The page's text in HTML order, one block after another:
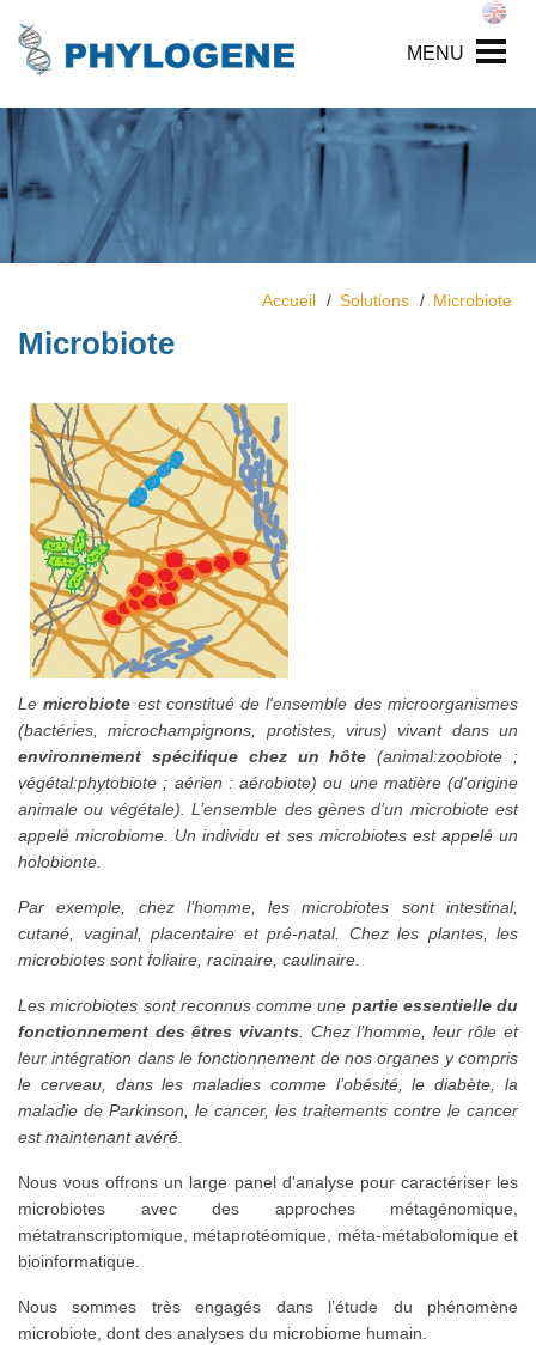
MENU
Accueil Solutions Microbiote
Microbiote
Lemicrobiote est constitué de l'ensemble des microorganismes
(bactéries, microchampignons, protistes, virus) vivant dans un
environnement spécifique chez un hôte (animal:zoobiote ;
végétal:phytobiote ; aérien : aérobiote) ou une matière (d'origine
animale ou végétale). L’ensemble des gènes d’un microbiote est
appelé microbiome. Un individu et ses microbiotes est appelé un
holobionte.
Par exemple, chez l’homme, les microbiotes sont intestinal,
cutané, vaginal, placentaire et pré-natal. Chez les plantes, les
microbiotes sont foliaire, racinaire, caulinaire.
Les microbiotes sont reconnus comme une partie essentielle du
fonctionnement des êtres vivants. Chez l’homme, leur rôle et
leur intégration dans le fonctionnement de nos organes y compris
le cerveau, dans les maladies comme l’obésité, le diabète, la
maladie de Parkinson, le cancer, les traitements contre le cancer
est maintenant avéré.
Nous vous offrons un large panel d'analyse pour caractériser les
microbiotes avec des approches métagénomique,
métatranscriptomique, métaprotéomique, méta-métabolomique et
bioinformatique.
Nous sommes très engagés dans l’étude du phénomène
microbiote, dont des analyses du microbiome humain.